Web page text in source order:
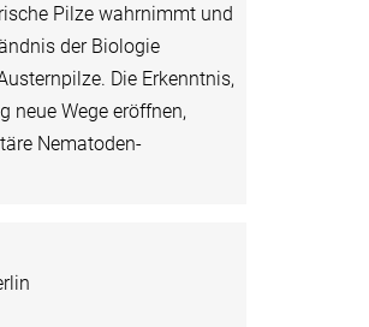
Pilze wahrnimmt und
der Biologie
Die Erkenntnis,
neue Wege eröffnen,
Nematoden-